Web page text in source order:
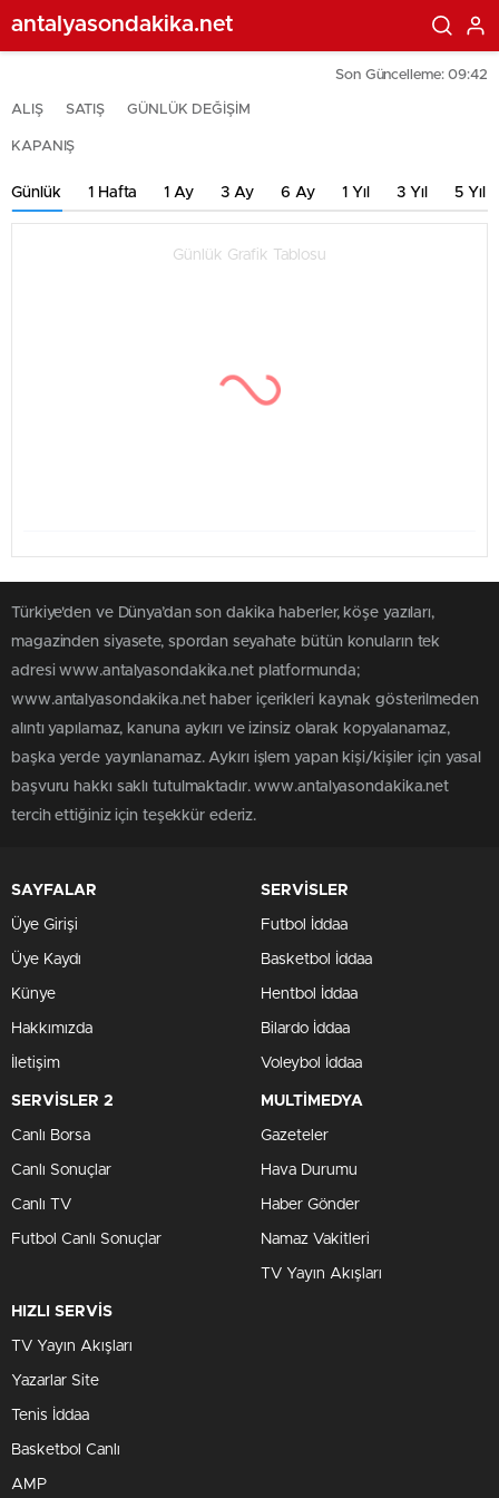
antalyasondakika.net
Son Güncelleme: 09:42
ALIŞ SATIŞ GÜNLÜK DEĞİŞİM
KAPANIŞ
Günlük 1 Hafta 1 Ay 3 Ay 6 Ay 1 Yıl 3 Yıl 5 Yıl
Günlük Grafik Tablosu
1 Aylık Grafik Tablosu
3 Aylık Grafik Tablosu
Türkiye'den ve Dünya’dan son dakika haberler, köşe yazıları,
magazinden siyasete, spordan seyahate bütün konuların tek
adresi www.antalyasondakika.net platformunda;
www.antalyasondakika.net haber içerikleri kaynak gösterilmeden
alıntı yapılamaz, kanuna aykırı ve izinsiz olarak kopyalanamaz,
başka yerde yayınlanamaz. Aykırı işlem yapan kişi/kişiler için yasal
başvuru hakkı saklı tutulmaktadır. www.antalyasondakika.net
tercih ettiğiniz için teşekkür ederiz.
SAYFALAR
Üye Girişi
Üye Kaydı
Künye
Hakkımızda
İletişim
SERVİSLER
Futbol İddaa
Basketbol İddaa
Hentbol İddaa
Bilardo İddaa
Voleybol İddaa
SERVİSLER 2
Canlı Borsa
Canlı Sonuçlar
Canlı TV
Futbol Canlı Sonuçlar
MULTİMEDYA
Gazeteler
Hava Durumu
Haber Gönder
Namaz Vakitleri
TV Yayın Akışları
HIZLI SERVİS
TV Yayın Akışları
Yazarlar Site
Tenis İddaa
Basketbol Canlı
AMP